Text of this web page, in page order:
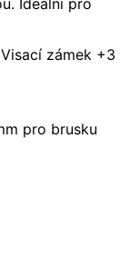
Ideální pro
Visací zámek +3
pro brusku